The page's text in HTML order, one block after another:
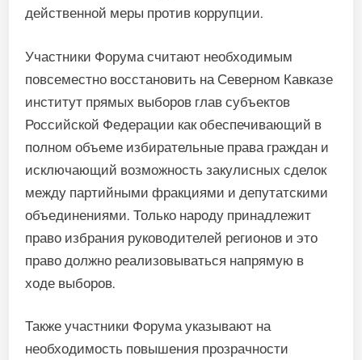
действенной меры против коррупции.
Участники Форума считают необходимым
повсеместно восстановить на Северном Кавказе
институт прямых выборов глав субъектов
Российской Федерации как обеспечивающий в
полном объеме избирательные права граждан и
исключающий возможность закулисных сделок
между партийными фракциями и депутатскими
объединениями. Только народу принадлежит
право избрания руководителей регионов и это
право должно реализовываться напрямую в
ходе выборов.
Также участники Форума указывают на
необходимость повышения прозрачности